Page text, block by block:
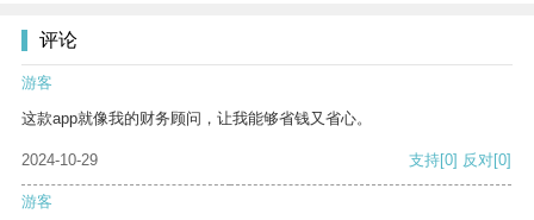
评论
游客
这款app就像我的财务顾问，让我能够省钱又省心。
2024-10-29 支持[0] 反对[0]
游客